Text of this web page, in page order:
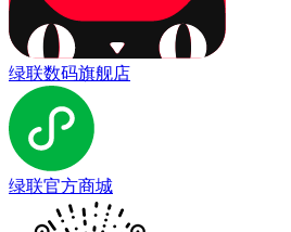
绿联数码旗舰店
绿联官方商城